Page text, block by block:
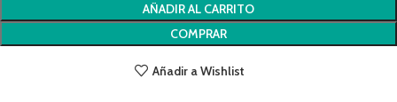
AÑADIR AL CARRITO
COMPRAR
Añadir a Wishlist